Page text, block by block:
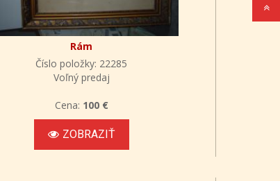
Rám
Číslo položky: 22285
Voľný predaj
Cena: 100 €
ZOBRAZIŤ